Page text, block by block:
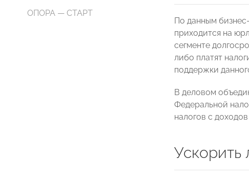
ОПОРА — СТАРТ
По данным
приходится на
сегменте
либо платят
поддержки
В деловом
Федеральной
налогов с
Ускорить